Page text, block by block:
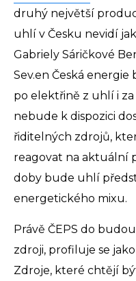
druhý největší
uhlí v Česku nevidí
Gabriely Sáričkové
Sev.en Česká
po elektřině z uhlí i
nebude k dispozici
řiditelných zdrojů,
reagovat na aktuální
doby bude uhlí
energetického mixu.
Právě ČEPS do
zdroji, profiluje se
Zdroje, které chtějí